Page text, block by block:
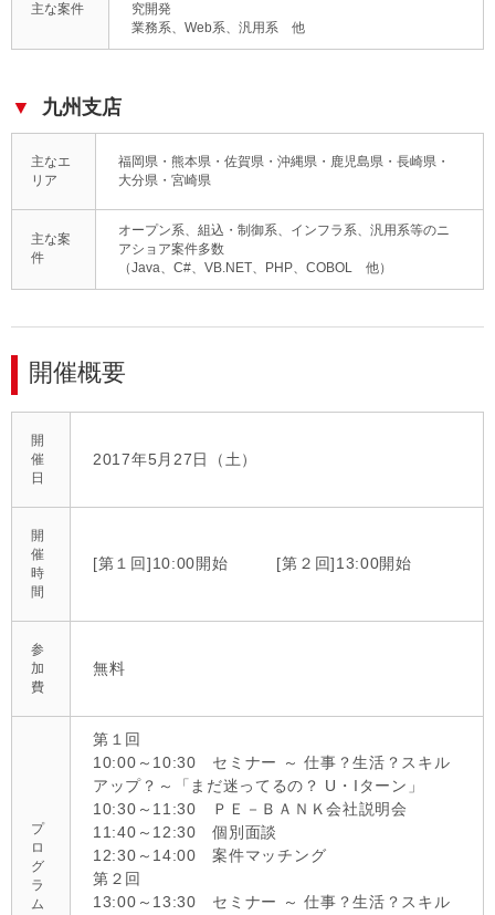
主な案件
究開発
業務系、Web系、汎用系 他
九州支店
主なエ
リア
福岡県・熊本県・佐賀県・沖縄県・鹿児島県・長崎県・
大分県・宮崎県
主な案
件
オープン系、組込・制御系、インフラ系、汎用系等のニ
アショア案件多数
（Java、C#、VB.NET、PHP、COBOL 他）
開催概要
開
催
日
2017年5月27日（土）
開
催
時
間
[第１回]10:00開始 [第２回]13:00開始
参
加
費
無料
プ
ロ
グ
ラ
ム
第１回
10:00～10:30 セミナー ～ 仕事？生活？スキル
アップ？～「まだ迷ってるの？ U・Iターン」
10:30～11:30 ＰＥ－ＢＡＮＫ会社説明会
11:40～12:30 個別面談
12:30～14:00 案件マッチング
第２回
13:00～13:30 セミナー ～ 仕事？生活？スキル